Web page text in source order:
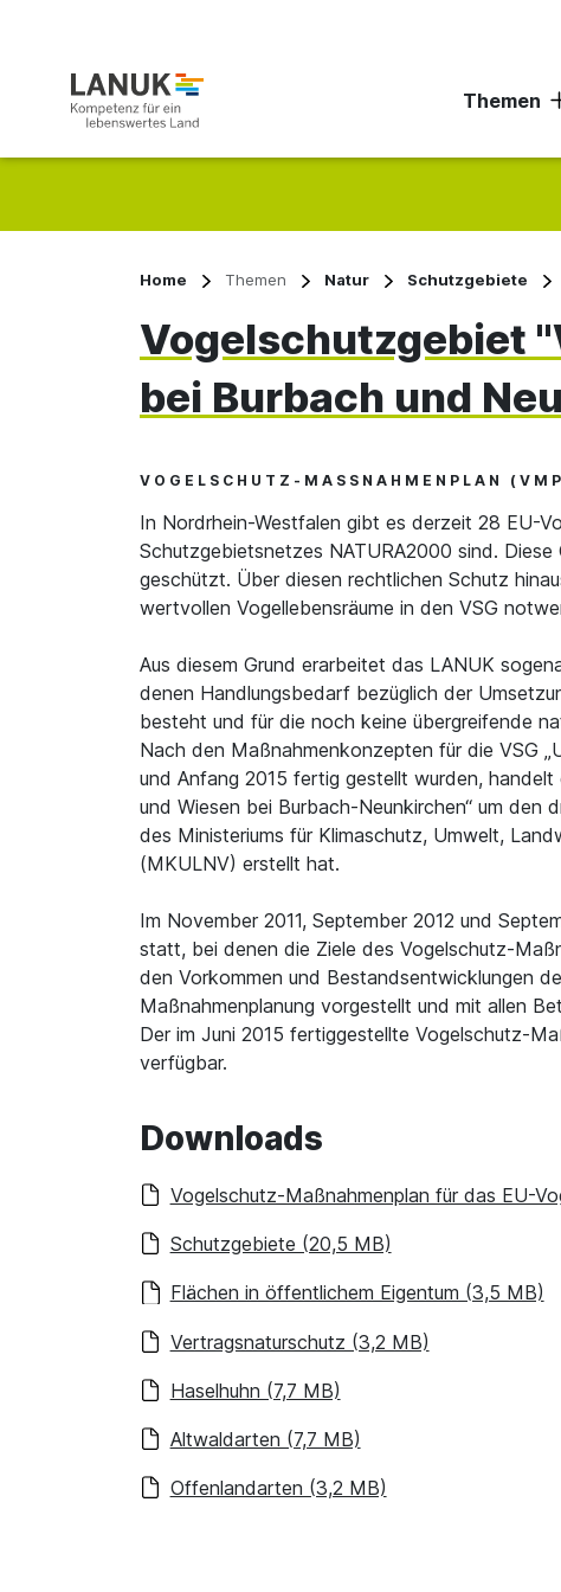
Themen
Home Themen Natur Schutzgebiete
Vogelschutzgebiet
bei Burbach und
VOGELSCHUTZ-MASSNAHMENPLAN (VMP)
In Nordrhein-Westfalen gibt es derzeit 28 EU-
Schutzgebietsnetzes NATURA2000 sind.
geschützt. Über diesen rechtlichen Schutz
wertvollen Vogellebensräume in den VSG
Aus diesem Grund erarbeitet das LANUK
denen Handlungsbedarf bezüglich der
besteht und für die noch keine übergreifende
Nach den Maßnahmenkonzepten für die VSG
und Anfang 2015 fertig gestellt wurden, handelt
und Wiesen bei Burbach-Neunkirchen“ um
des Ministeriums für Klimaschutz, Umwelt,
(MKULNV) erstellt hat.
Im November 2011, September 2012 und
statt, bei denen die Ziele des Vogelschutz-
den Vorkommen und Bestandsentwicklungen
Maßnahmenplanung vorgestellt und mit allen
Der im Juni 2015 fertiggestellte Vogelschutz-
verfügbar.
Downloads
Vogelschutz-Maßnahmenplan für das EU-
Schutzgebiete (20,5 MB)
Flächen in öffentlichem Eigentum (3,5 MB)
Vertragsnaturschutz (3,2 MB)
Haselhuhn (7,7 MB)
Altwaldarten (7,7 MB)
Offenlandarten (3,2 MB)